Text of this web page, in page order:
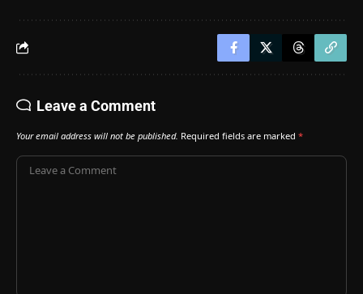
Leave a Comment
Your email address will not be published. Required fields are marked *